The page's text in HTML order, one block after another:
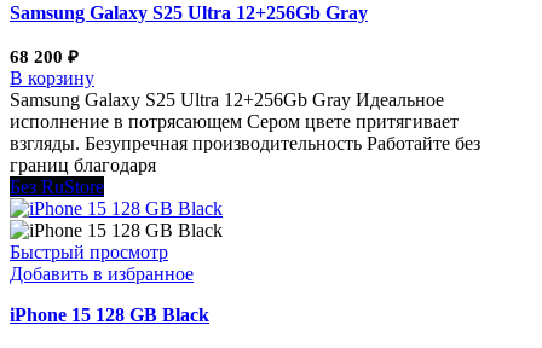
Samsung Galaxy S25 Ultra 12+256Gb Gray
68 200 ₽
В корзину
Samsung Galaxy S25 Ultra 12+256Gb Gray Идеальное
исполнение в потрясающем Сером цвете притягивает
взгляды. Безупречная производительность Работайте без
границ благодаря
Без RuStore
Быстрый просмотр
Добавить в избранное
iPhone 15 128 GB Black